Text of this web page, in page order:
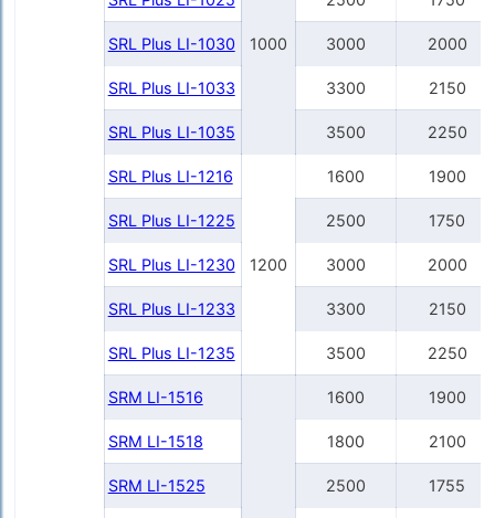
1000
SRL Plus LI-1030 3000 2000
SRL Plus LI-1033 3300 2150
SRL Plus LI-1035 3500 2250
SRL Plus LI-1216
1200
1600 1900
SRL Plus LI-1225 2500 1750
SRL Plus LI-1230 3000 2000
SRL Plus LI-1233 3300 2150
SRL Plus LI-1235 3500 2250
SRM LI-1516 1600 1900
SRM LI-1518 1800 2100
SRM LI-1525 2500 1755